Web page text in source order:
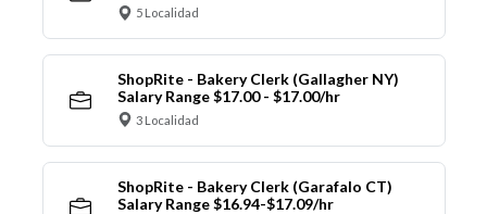
5 Localidad
ShopRite - Bakery Clerk (Gallagher NY)
Salary Range $17.00 - $17.00/hr
3 Localidad
ShopRite - Bakery Clerk (Garafalo CT)
Salary Range $16.94-$17.09/hr